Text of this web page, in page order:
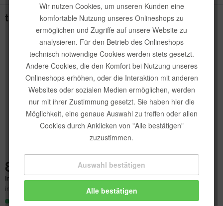
Wir nutzen Cookies, um unseren Kunden eine
komfortable Nutzung unseres Onlineshops zu
ermöglichen und Zugriffe auf unsere Website zu
analysieren. Für den Betrieb des Onlineshops
technisch notwendige Cookies werden stets gesetzt.
Andere Cookies, die den Komfort bei Nutzung unseres
Onlineshops erhöhen, oder die Interaktion mit anderen
Websites oder sozialen Medien ermöglichen, werden
nur mit ihrer Zustimmung gesetzt. Sie haben hier die
Möglichkeit, eine genaue Auswahl zu treffen oder allen
Cookies durch Anklicken von "Alle bestätigen"
zuzustimmen.
Technisch erforderlich
Komfortfunktionen
Auswahl bestätigen
Alle bestätigen
transotype Marker Pad
8,09 € *
Inhalt: 50 Stück (0,16 € * / 1 Stück)
inkl. MwSt.
zzgl. Versandkosten
Sofort versandfertig, Lieferzeit ca. 1-3 Werktage